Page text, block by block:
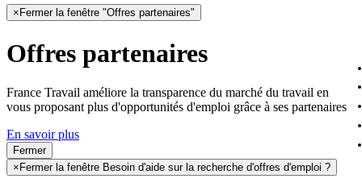
× Fermer la fenêtre "Offres partenaires"
Offres partenaires
France Travail améliore la transparence du marché du travail en
vous proposant plus d'opportunités d'emploi grâce à ses partenaires
En savoir plus
Fermer
× Fermer la fenêtre Besoin d'aide sur la recherche d'offres d'emploi ?